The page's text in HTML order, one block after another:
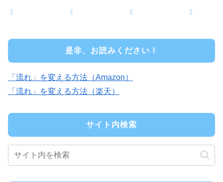
是非、お読みください！
「流れ」を変える方法（Amazon）
「流れ」を変える方法（楽天）
サイト内検索